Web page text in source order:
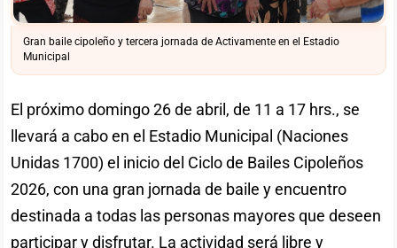
Gran baile cipoleño y tercera jornada de Activamente en el Estadio
Municipal
El próximo domingo 26 de abril, de 11 a 17 hrs., se
llevará a cabo en el Estadio Municipal (Naciones
Unidas 1700) el inicio del Ciclo de Bailes Cipoleños
2026, con una gran jornada de baile y encuentro
destinada a todas las personas mayores que deseen
participar y disfrutar. La actividad será libre y